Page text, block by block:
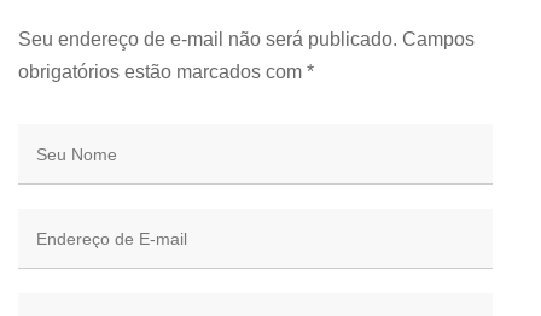
Seu endereço de e-mail não será publicado. Campos
obrigatórios estão marcados com *